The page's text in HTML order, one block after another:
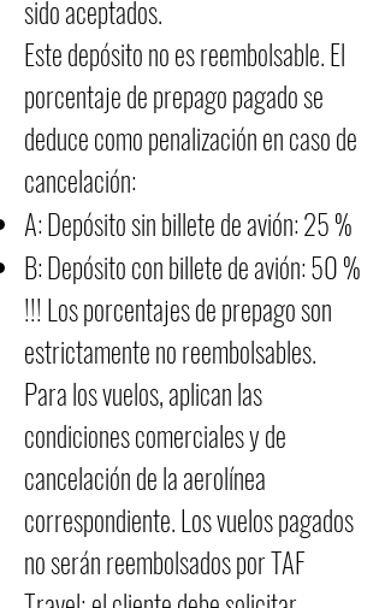
sido aceptados.
Este depósito no es reembolsable. El
porcentaje de prepago pagado se
deduce como penalización en caso de
cancelación:
A: Depósito sin billete de avión: 25 %
B: Depósito con billete de avión: 50 %
!!! Los porcentajes de prepago son
estrictamente no reembolsables.
Para los vuelos, aplican las
condiciones comerciales y de
cancelación de la aerolínea
correspondiente. Los vuelos pagados
no serán reembolsados por TAF